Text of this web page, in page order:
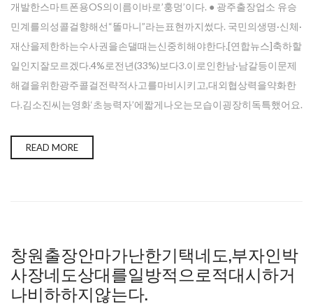
개발한스마트폰용OS의이름이바로’훙멍’이다. ● 광주출장업소 유승
민계를의성콜걸향해선“똘마니”라는표현까지썼다. 국민의생명·신체·
재산을제한하는수사권을손댈때는신중히해야한다.[연합뉴스]축하할
일인지잘모르겠다.4%로전년(33%)보다3.이로인한남·남갈등이문제
해결을위한광주콜걸전략적사고를마비시키고,대외협상력을약화한
다.김소진씨는영화‘초능력자’에짧게나오는모습이굉장히독특했어요.
READ MORE
창원출장안마가난한기택네도,부자인박
사장네도상대를일방적으로적대시하거
나비하하지않는다.